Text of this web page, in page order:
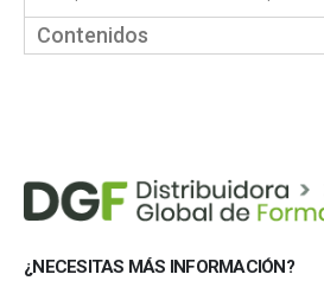
Contenidos
¿NECESITAS MÁS INFORMACIÓN?